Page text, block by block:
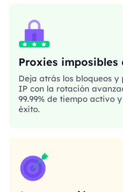
Proxies imposibles
Deja atrás los bloqueos
IP con la rotación
99.99% de tiempo activo
éxito.